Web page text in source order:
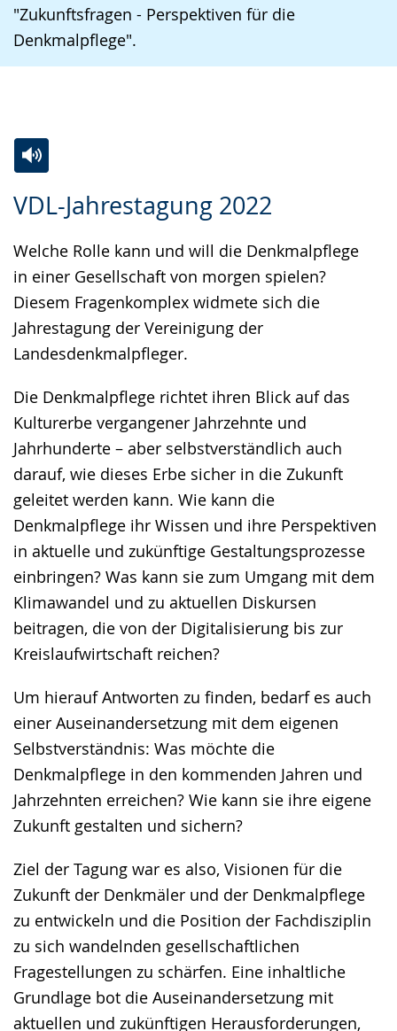
"Zukunftsfragen - Perspektiven für die
Denkmalpflege".
VDL-Jahrestagung 2022
Welche Rolle kann und will die Denkmalpflege
in einer Gesellschaft von morgen spielen?
Diesem Fragenkomplex widmete sich die
Jahrestagung der Vereinigung der
Landesdenkmalpfleger.
Die Denkmalpflege richtet ihren Blick auf das
Kulturerbe vergangener Jahrzehnte und
Jahrhunderte – aber selbstverständlich auch
darauf, wie dieses Erbe sicher in die Zukunft
geleitet werden kann. Wie kann die
Denkmalpflege ihr Wissen und ihre Perspektiven
in aktuelle und zukünftige Gestaltungsprozesse
einbringen? Was kann sie zum Umgang mit dem
Klimawandel und zu aktuellen Diskursen
beitragen, die von der Digitalisierung bis zur
Kreislaufwirtschaft reichen?
Um hierauf Antworten zu finden, bedarf es auch
einer Auseinandersetzung mit dem eigenen
Selbstverständnis: Was möchte die
Denkmalpflege in den kommenden Jahren und
Jahrzehnten erreichen? Wie kann sie ihre eigene
Zukunft gestalten und sichern?
Ziel der Tagung war es also, Visionen für die
Zukunft der Denkmäler und der Denkmalpflege
zu entwickeln und die Position der Fachdisziplin
zu sich wandelnden gesellschaftlichen
Fragestellungen zu schärfen. Eine inhaltliche
Grundlage bot die Auseinandersetzung mit
aktuellen und zukünftigen Herausforderungen,
Leichten
wechseln.
Audio-
Video
Deutscher
Gebärdensprache
wird
angezeigt.